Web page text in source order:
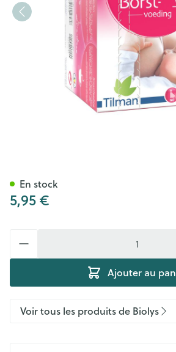
5,95 €
Ajouter au
En stock
Voir tous les produits de Biolys